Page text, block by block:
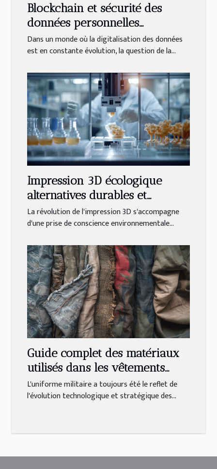
Blockchain et sécurité des
données personnelles
Comprendre son rôle dans la
protection de la vie privée
Dans un monde où la digitalisation des données
est en constante évolution, la question de la...
Impression 3D écologique
alternatives durables et
matériaux innovants
La révolution de l'impression 3D s'accompagne
d'une prise de conscience environnementale...
Guide complet des matériaux
utilisés dans les vêtements
militaires
L'uniforme militaire a toujours été le reflet de
l'évolution technologique et stratégique des...